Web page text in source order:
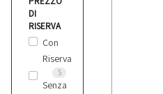
DI
RISERVA
Con
Riserva
5
Senza